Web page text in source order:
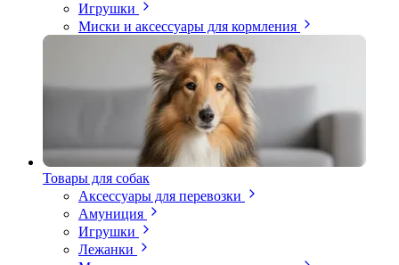
Игрушки
Миски и аксессуары для кормления
Товары для собак
Аксессуары для перевозки
Амуниция
Игрушки
Лежанки